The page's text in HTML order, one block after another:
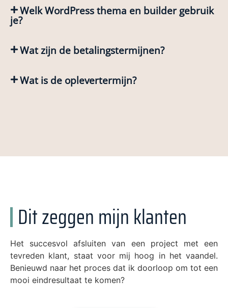
Welk WordPress thema en builder gebruik
je?
Wat zijn de betalingstermijnen?
Wat is de oplevertermijn?
Dit zeggen mijn klanten
Het succesvol afsluiten van een project met een
tevreden klant, staat voor mij hoog in het vaandel.
Benieuwd naar het proces dat ik doorloop om tot een
mooi eindresultaat te komen?